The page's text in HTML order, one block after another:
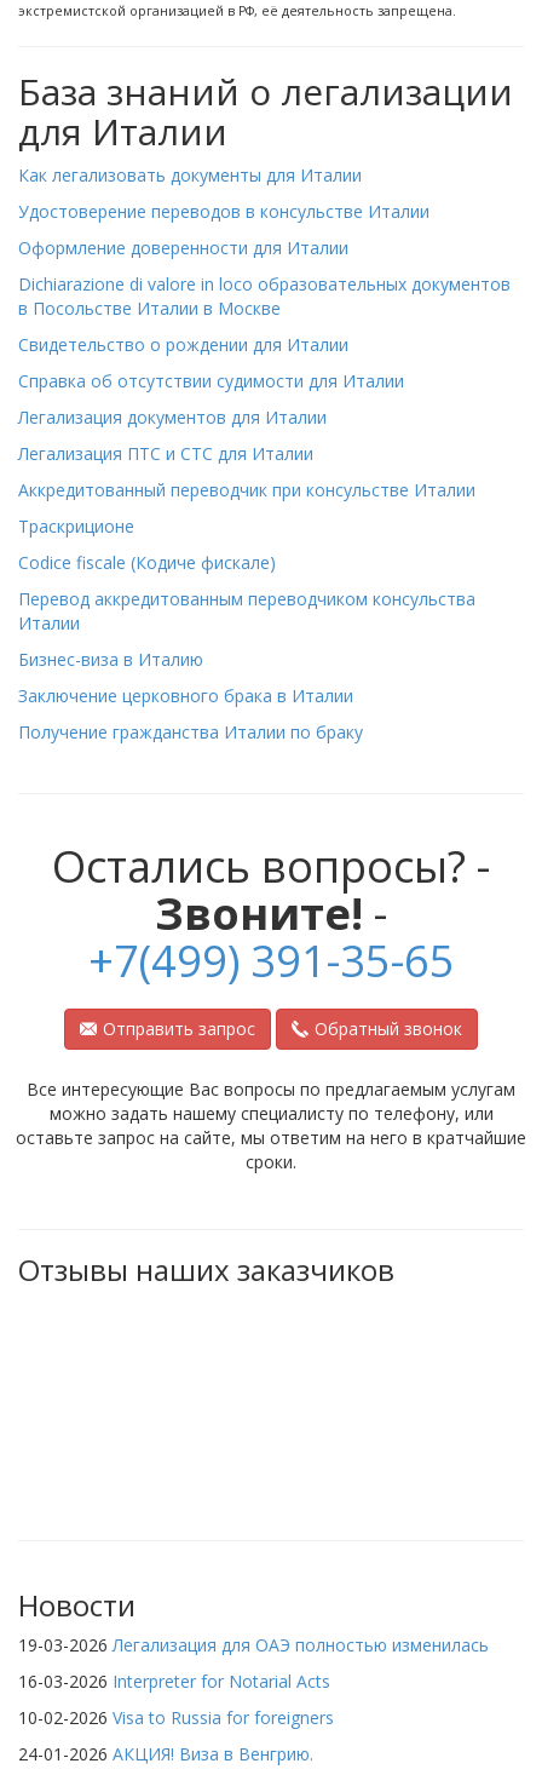
экстремистской организацией в РФ, её деятельность запрещена.
База знаний о легализации
для Италии
Как легализовать документы для Италии
Удостоверение переводов в консульстве Италии
Оформление доверенности для Италии
Dichiarazione di valore in loco образовательных документов
в Посольстве Италии в Москве
Свидетельство о рождении для Италии
Справка об отсутствии судимости для Италии
Легализация документов для Италии
Легализация ПТС и СТС для Италии
Аккредитованный переводчик при консульстве Италии
Траскриционе
Codice fiscale (Кодиче фискале)
Перевод аккредитованным переводчиком консульства
Италии
Бизнес-виза в Италию
Заключение церковного брака в Италии
Получение гражданства Италии по браку
Остались вопросы? -
Звоните! -
+7(499) 391-35-65
Отправить запрос Обратный звонок
Все интересующие Вас вопросы по предлагаемым услугам
можно задать нашему специалисту по телефону, или
оставьте запрос на сайте, мы ответим на него в кратчайшие
сроки.
Отзывы наших заказчиков
Новости
19-03-2026 Легализация для ОАЭ полностью изменилась
16-03-2026 Interpreter for Notarial Acts
10-02-2026 Visa to Russia for foreigners
24-01-2026 АКЦИЯ! Виза в Венгрию.